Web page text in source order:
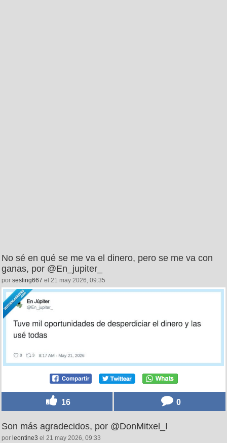
No sé en qué se me va el dinero, pero se me va con
ganas, por @En_jupiter_
por sesling667 el 21 may 2026, 09:35
16 0
Son más agradecidos, por @DonMitxel_I
por leontine3 el 21 may 2026, 09:33